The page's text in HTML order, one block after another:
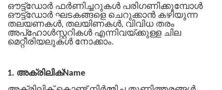
ഔട്ട്ഡോർ ഫർണിച്ചറുകൾ പരിഗണിക്കുമ്പോൾ
ഔട്ട്ഡോർ ഘടകങ്ങളെ ചെറുക്കാൻ കഴിയുന്ന
തലയണകൾ, തലയിണകൾ, വിവിധ തരം
അപ്ഹോൾസ്റ്ററികൾ എന്നിവയ്ക്കുള്ള ചില
മെറ്റീരിയലുകൾ നോക്കാം.
1. അക്രിലിക്Name